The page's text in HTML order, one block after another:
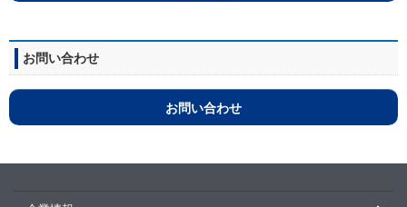
お問い合わせ
お問い合わせ